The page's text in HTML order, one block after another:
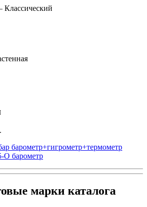
барометр+гигрометр+термометр
барометр
марки каталога